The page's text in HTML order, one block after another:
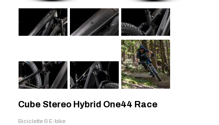
Cube Stereo Hybrid One44 Race
Biciclette & E-bike